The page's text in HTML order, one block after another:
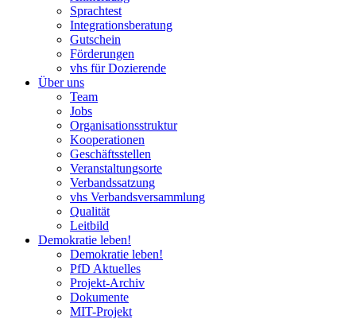
Sprachtest
Integrationsberatung
Gutschein
Förderungen
vhs für Dozierende
Über uns
Team
Jobs
Organisationsstruktur
Kooperationen
Geschäftsstellen
Veranstaltungsorte
Verbandssatzung
vhs Verbandsversammlung
Qualität
Leitbild
Demokratie leben!
Demokratie leben!
PfD Aktuelles
Projekt-Archiv
Dokumente
MIT-Projekt